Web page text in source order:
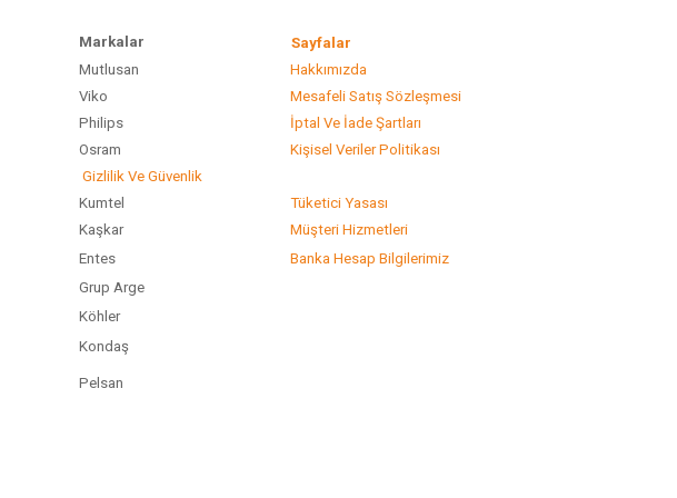
Markalar Sayfalar
Mutlusan Hakkımızda
Viko Mesafeli Satış Sözleşmesi
Philips İptal Ve İade Şartları
Osram Kişisel Veriler Politikası
Gizlilik Ve Güvenlik
Kumtel Tüketici Yasası
Kaşkar
Müşteri Hizmetleri
Entes
Banka Hesap Bilgilerimiz
Grup Arge
Köhler
Kondaş
Pelsan